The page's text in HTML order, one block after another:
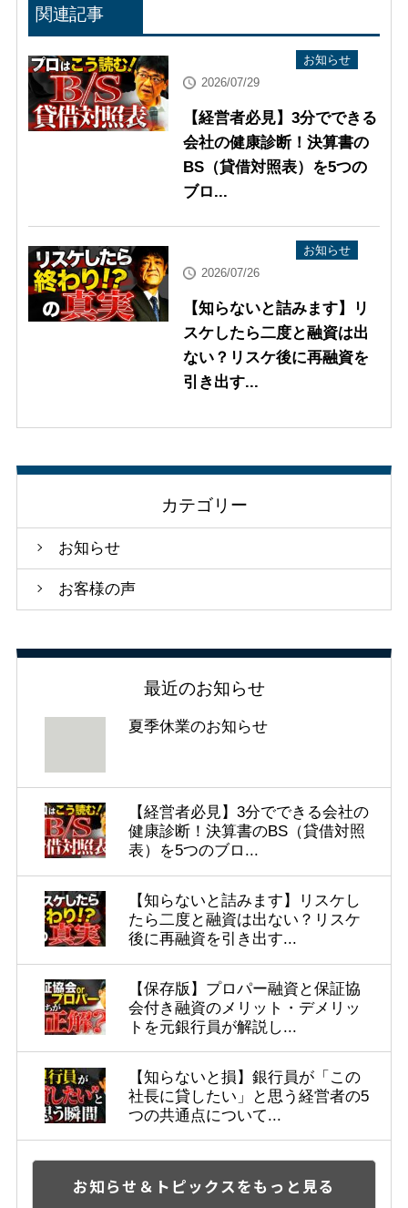
関連記事
お知らせ
2026/07/29
【経営者必見】3分でできる
会社の健康診断！決算書の
BS（貸借対照表）を5つの
ブロ...
お知らせ
2026/07/26
【知らないと詰みます】リ
スケしたら二度と融資は出
ない？リスケ後に再融資を
引き出す...
カテゴリー
お知らせ
お客様の声
最近のお知らせ
夏季休業のお知らせ
【経営者必見】3分でできる会社の
健康診断！決算書のBS（貸借対照
表）を5つのブロ...
【知らないと詰みます】リスケし
たら二度と融資は出ない？リスケ
後に再融資を引き出す...
【保存版】プロパー融資と保証協
会付き融資のメリット・デメリッ
トを元銀行員が解説し...
【知らないと損】銀行員が「この
社長に貸したい」と思う経営者の5
つの共通点について...
お知らせ＆トピックスをもっと見る